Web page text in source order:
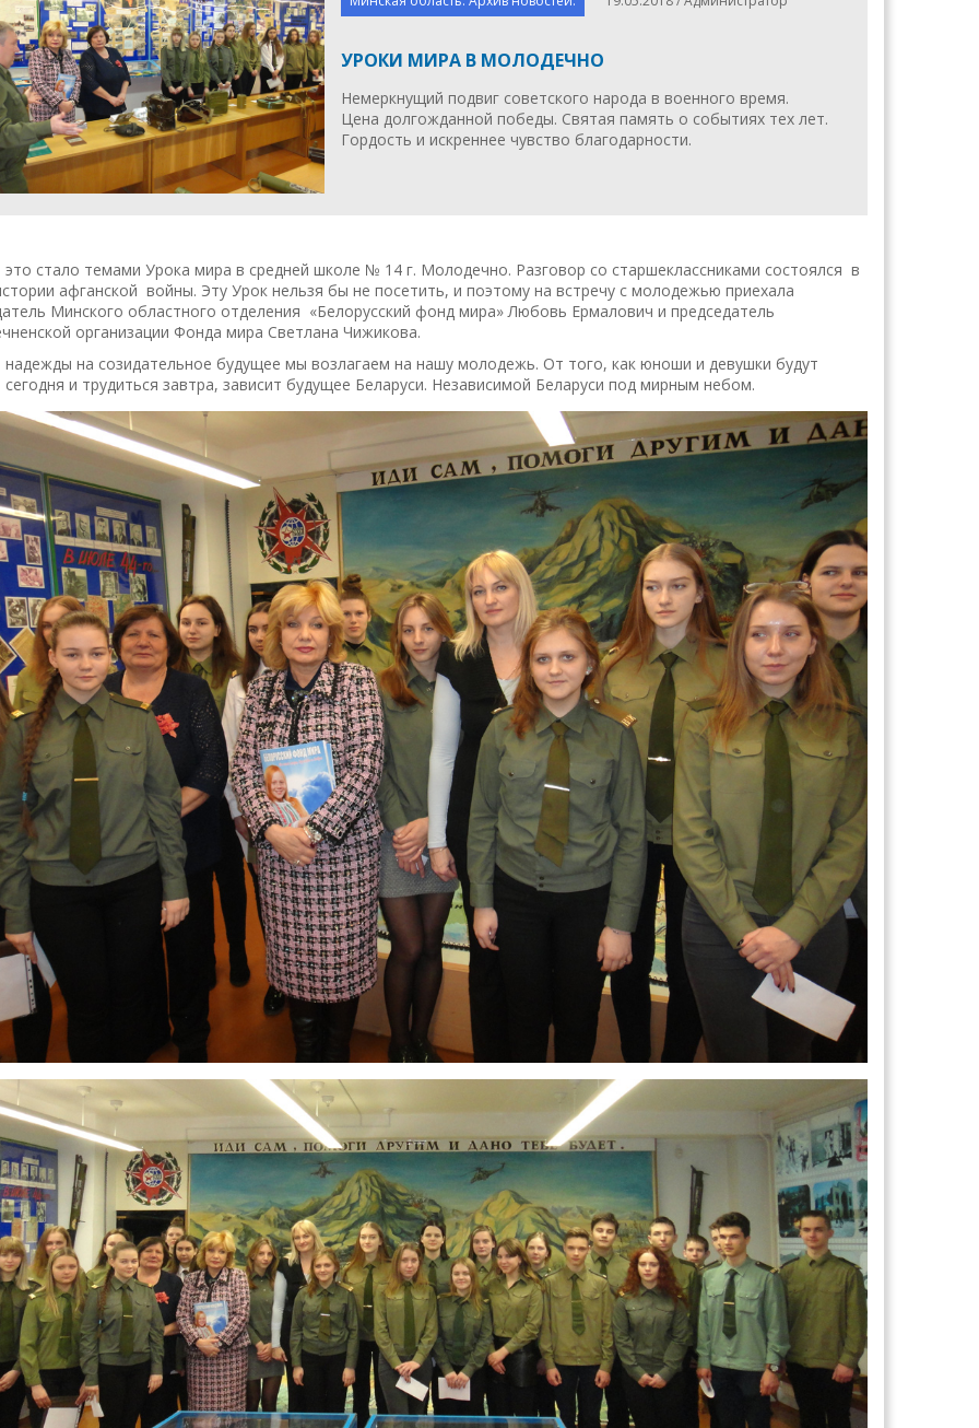
УРОКИ МИРА В МОЛОДЕЧНО
Немеркнущий подвиг советского народа в военного время.
Цена долгожданной победы. Святая память о событиях тех лет.
Гордость и искреннее чувство благодарности.
стало темами Урока мира в средней школе № 14 г. Молодечно. Разговор со старшеклассниками состоялся в
афганской войны. Эту Урок нельзя бы не посетить, и поэтому на встречу с молодежью приехала
Минского областного отделения «Белорусский фонд мира» Любовь Ермалович и председатель
организации Фонда мира Светлана Чижикова.
на созидательное будущее мы возлагаем на нашу молодежь. От того, как юноши и девушки будут
сегодня и трудиться завтра, зависит будущее Беларуси. Независимой Беларуси под мирным небом.